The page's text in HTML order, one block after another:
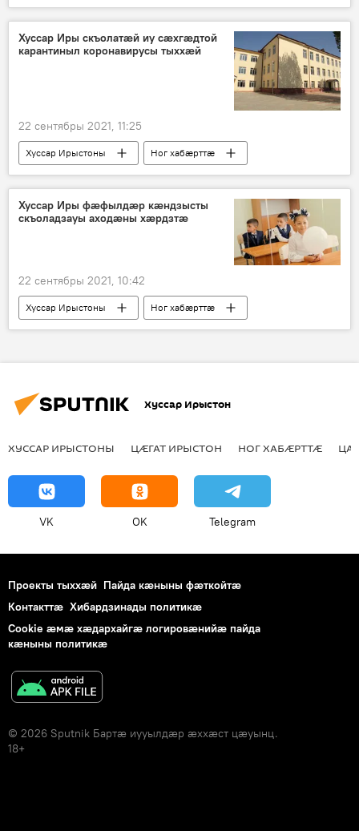
Хуссар Иры скъолатӕй иу сӕхгӕдтой
карантиныл коронавирусы тыххӕй
22 сентябры 2021, 11:25
Хуссар Ирыстоны Ног хабӕрттӕ
Хуссар Иры фӕфылдӕр кӕндзысты
скъоладзауы аходӕны хӕрдзтӕ
22 сентябры 2021, 10:42
Хуссар Ирыстоны Ног хабӕрттӕ
Хуссар Ирыстон
ХУССАР ИРЫСТОНЫ ЦӔГАТ ИРЫСТОН НОГ ХАБӔРТТӔ
VK OK Telegram
Проекты тыххӕй Пайда кӕныны фӕткойтӕ
Контакттӕ Хибардзинады политикæ
Cookie æмæ хæдархайгæ логировæнийæ пайда
кæныны политикæ
© 2026 Sputnik Бартӕ иууылдӕр ӕххӕст цӕуынц.
18+